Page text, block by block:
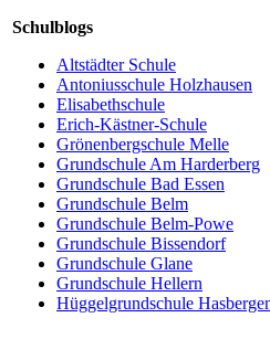
Schulblogs
Altstädter Schule
Antoniusschule Holzhausen
Elisabethschule
Erich-Kästner-Schule
Grönenbergschule Melle
Grundschule Am Harderberg
Grundschule Bad Essen
Grundschule Belm
Grundschule Belm-Powe
Grundschule Bissendorf
Grundschule Glane
Grundschule Hellern
Hüggelgrundschule